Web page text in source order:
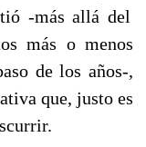
-más allá del
más o menos
de los años-,
que, justo es